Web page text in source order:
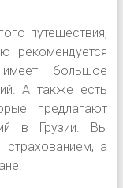
путешествия,
рекомендуется
имеет большое
А также есть
предлагают
в Грузии. Вы
а